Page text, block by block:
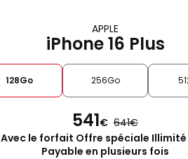
APPLE
iPhone 16 Plus
128Go 256Go
541€ 641
Avec le forfait Offre spéciale Illimité
Payable en plusieurs fois